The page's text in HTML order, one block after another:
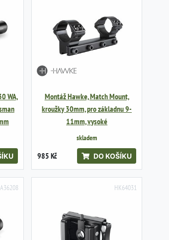
WA,
Montáž Hawke, Match Mount,
kroužky 30mm, pro základnu 9-
11mm, vysoké
skladem
985 Kč DO KOŠÍKU
HK64031